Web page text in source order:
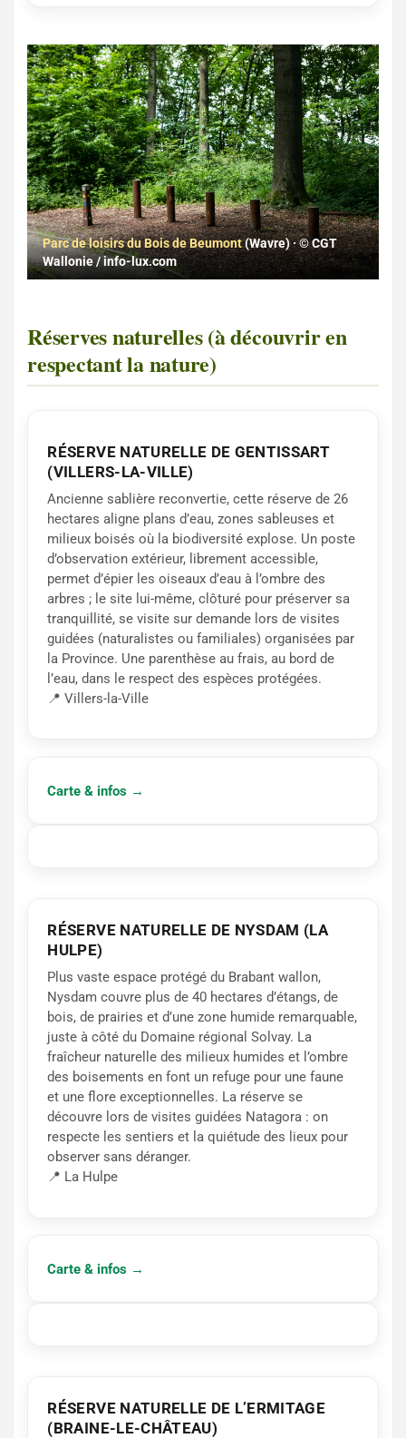
Parc de loisirs du Bois de Beumont(Wavre) · © CGT
Wallonie / info-lux.com
Réserves naturelles (à découvrir en
respectant la nature)
RÉSERVE NATURELLE DE GENTISSART
(VILLERS-LA-VILLE)
Ancienne sablière reconvertie, cette réserve de 26
hectares aligne plans d’eau, zones sableuses et
milieux boisés où la biodiversité explose. Un poste
d’observation extérieur, librement accessible,
permet d’épier les oiseaux d’eau à l’ombre des
arbres ; le site lui-même, clôturé pour préserver sa
tranquillité, se visite sur demande lors de visites
guidées (naturalistes ou familiales) organisées par
la Province. Une parenthèse au frais, au bord de
l’eau, dans le respect des espèces protégées.
📍 Villers-la-Ville
Carte & infos →
RÉSERVE NATURELLE DE NYSDAM (LA
HULPE)
Plus vaste espace protégé du Brabant wallon,
Nysdam couvre plus de 40 hectares d’étangs, de
bois, de prairies et d’une zone humide remarquable,
juste à côté du Domaine régional Solvay. La
fraîcheur naturelle des milieux humides et l’ombre
des boisements en font un refuge pour une faune
et une flore exceptionnelles. La réserve se
découvre lors de visites guidées Natagora : on
respecte les sentiers et la quiétude des lieux pour
observer sans déranger.
📍 La Hulpe
Carte & infos →
RÉSERVE NATURELLE DE L’ERMITAGE
(BRAINE-LE-CHÂTEAU)